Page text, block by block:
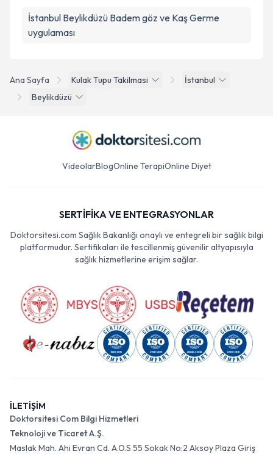
Ana Sayfa Kulak Tupu Takilmasi
İstanbul
Beylikdüzü
İstanbul Beylikdüzü Badem göz ve Kaş Germe
uygulaması
VideolarBlogOnline TerapiOnline Diyet
SERTİFİKA VE ENTEGRASYONLAR
Doktorsitesi.com Sağlık Bakanlığı onaylı ve entegreli bir sağlık bilgi
platformudur. Sertifikaları ile tescillenmiş güvenilir altyapısıyla
sağlık hizmetlerine erişim sağlar.
İLETİŞİM
Doktorsitesi Com Bilgi Hizmetleri
Teknoloji ve Ticaret A.Ş.
Maslak Mah. Ahi Evran Cd. A.O.S 55 Sokak No:2 Aksoy Plaza Giriş